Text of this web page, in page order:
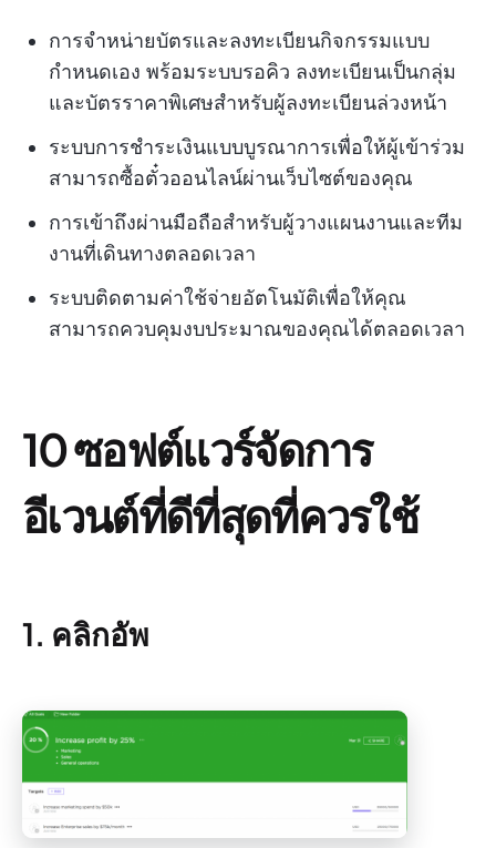
การจำหน่ายบัตรและลงทะเบียนกิจกรรมแบบ
กำหนดเอง พร้อมระบบรอคิว ลงทะเบียนเป็นกลุ่ม
และบัตรราคาพิเศษสำหรับผู้ลงทะเบียนล่วงหน้า
ระบบการชำระเงินแบบบูรณาการเพื่อให้ผู้เข้าร่วม
สามารถซื้อตั๋วออนไลน์ผ่านเว็บไซต์ของคุณ
การเข้าถึงผ่านมือถือสำหรับผู้วางแผนงานและทีม
งานที่เดินทางตลอดเวลา
ระบบติดตามค่าใช้จ่ายอัตโนมัติเพื่อให้คุณ
สามารถควบคุมงบประมาณของคุณได้ตลอดเวลา
10 ซอฟต์แวร์จัดการ
อีเวนต์ที่ดีที่สุดที่ควรใช้
1. คลิกอัพ